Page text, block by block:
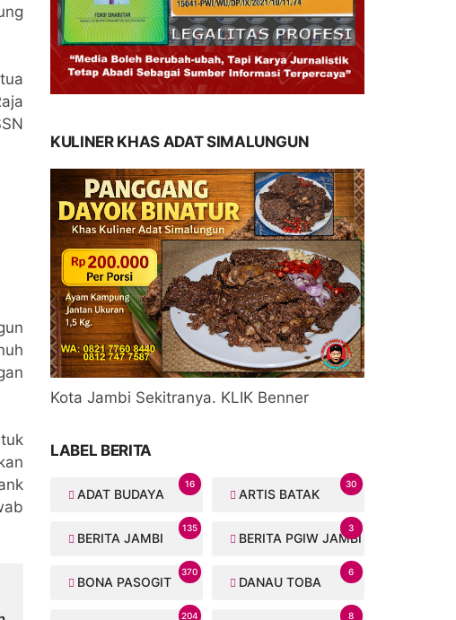
KULINER KHAS ADAT SIMALUNGUN
Kota Jambi Sekitranya. KLIK Benner
LABEL BERITA
ADAT BUDAYA
16
ARTIS BATAK
30
BERITA JAMBI
135
BERITA PGIW JAMBI
3
BONA PASOGIT
370
DANAU TOBA
6
204 8